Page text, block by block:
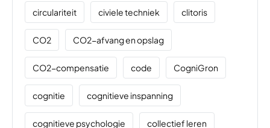
circulariteit civiele techniek clitoris
CO2 CO2-afvang en opslag
CO2-compensatie code CogniGron
cognitie cognitieve inspanning
cognitieve psychologie collectief leren